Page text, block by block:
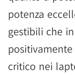
potenza
gestibili che
critico nei